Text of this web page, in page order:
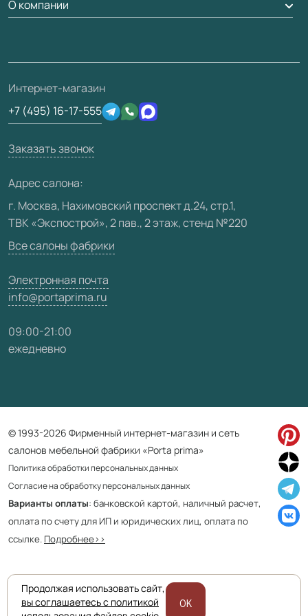
Погонаж
Вопрос-ответ
Отзывы клиентов
Техническая информация
Юридическая информация
Дизайнерам / архитекторам
3D-модели
О компании
О фабрике
Сертификаты
Производство
Вакансии
Карта сайта
Интернет-магазин
+7 (495) 16-17-555
Заказать звонок
Адрес салона:
г. Москва, Нахимовский проспект д.24, стр.1,
ТВК «Экспострой», 2 пав., 2 этаж, стенд №220
Все салоны фабрики
Электронная почта
info@portaprima.ru
09:00-21:00
ежедневно
© 1993-2026 Фирменный интернет-магазин и сеть
салонов мебельной фабрики «Porta prima»
Политика обработки персональных данных
Согласие на обработку персональных данных
Варианты оплаты: банковской картой, наличный расчет,
оплата по счету для ИП и юридических лиц, оплата по
ссылке. Подробнее>>
Приведенная на сайте информация не является публичной офертой
и носит информационно ознакомительный характер.
Продолжая использовать сайт,
вы соглашаетесь с политикой
OK